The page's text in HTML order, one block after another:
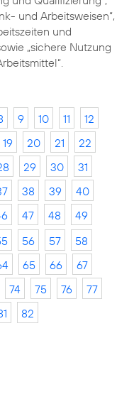
und Arbeitsweisen“,
und
„sichere Nutzung
9 10 11
12
19 20 21
22
29 30
31
38 39
40
47 48
49
56 57
58
65 66
67
74 75 76
77
82